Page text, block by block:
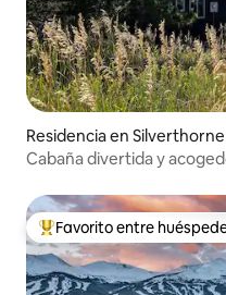
Residencia en Silverthorne
Cabaña divertida y
De los mejores en
Favorito entre